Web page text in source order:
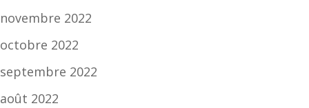
novembre 2022
octobre 2022
septembre 2022
août 2022